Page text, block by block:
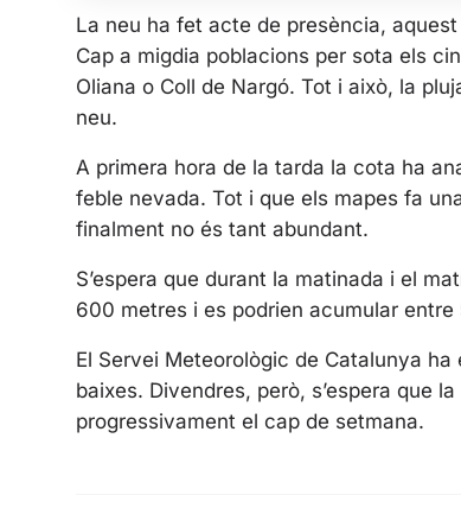
a
y
La neu ha fet acte de presència,
Cap a migdia poblacions per sota els
Oliana o Coll de Nargó. Tot i això, la
neu.
A primera hora de la tarda la cota ha
feble nevada. Tot i que els mapes fa
finalment no és tant abundant.
S’espera que durant la matinada i el
600 metres i es podrien acumular entre
El Servei Meteorològic de Catalunya
baixes. Divendres, però, s’espera que
progressivament el cap de setmana.